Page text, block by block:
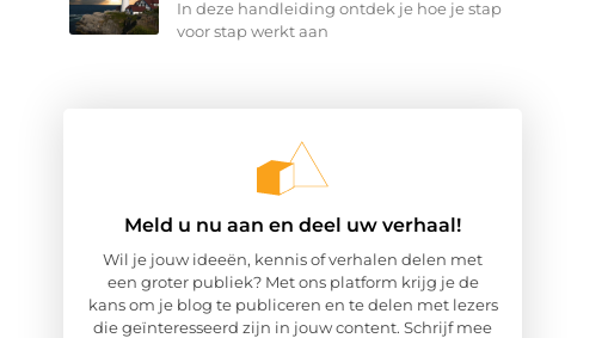
In deze handleiding ontdek je hoe je stap
voor stap werkt aan
Meld u nu aan en deel uw verhaal!
Wil je jouw ideeën, kennis of verhalen delen met
een groter publiek? Met ons platform krijg je de
kans om je blog te publiceren en te delen met lezers
die geïnteresseerd zijn in jouw content. Schrijf mee